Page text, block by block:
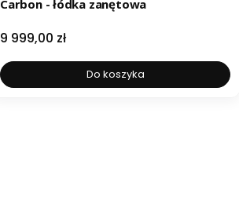
Carbon - łódka zanętowa
Cena
9 999,00 zł
Do koszyka